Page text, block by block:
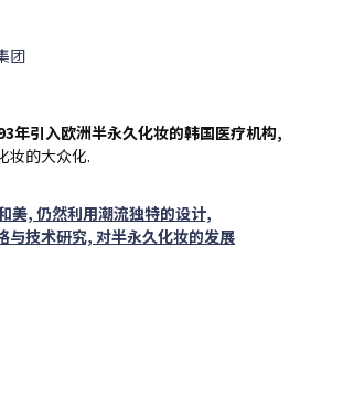
团
年引入欧洲半永久化妆的韩国医疗机构,
妆的大众化.
美, 仍然利用潮流独特的设计,
与技术研究, 对半永久化妆的发展